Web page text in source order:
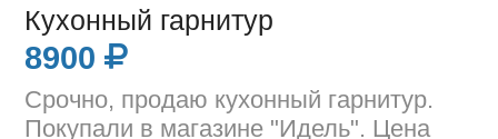
Кухонный гарнитур
8900
Срочно, продаю кухонный гарнитур.
Покупали в магазине "Идель". Цена